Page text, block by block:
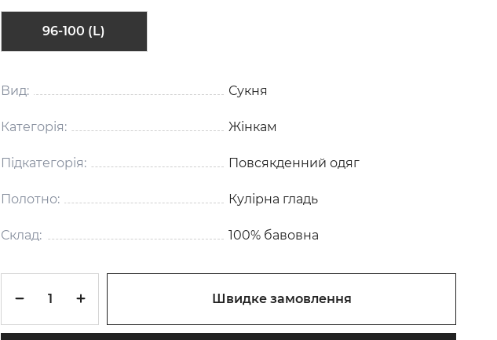
96-100 (L)
Вид: Сукня
Категорія: Жінкам
Підкатегорія: Повсякденний одяг
Полотно: Кулірна гладь
Склад: 100% бавовна
Швидке замовлення